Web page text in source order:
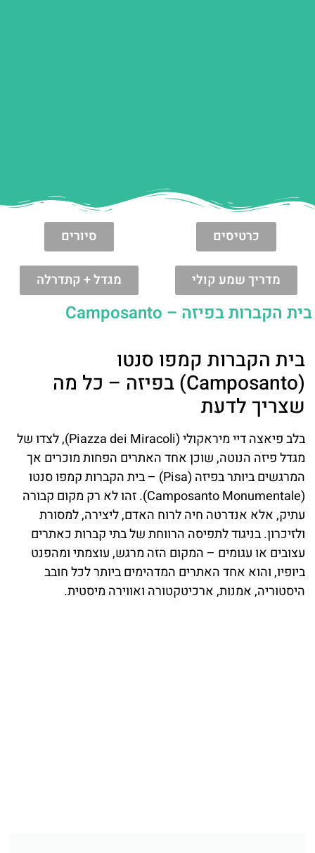
כרטיסים סיורים
מדריך שמע קולי מגדל + קתדרלה
בית הקברות בפיזה – Camposanto
בית הקברות קמפו סנטו
(Camposanto) בפיזה – כל מה
שצריך לדעת
בלב פיאצה דיי מיראקולי (Piazza dei Miracoli), לצדו של
מגדל פיזה הנוטה, שוכן אחד האתרים הפחות מוכרים אך
המרגשים ביותר בפיזה (Pisa) – בית הקברות קמפו סנטו
(Camposanto Monumentale). זהו לא רק מקום קבורה
עתיק, אלא אנדרטה חיה לרוח האדם, ליצירה, למסורת
ולזיכרון. בניגוד לתפיסה הרווחת של בתי קברות כאתרים
עצובים או עגומים – המקום הזה מרגש, עוצמתי ומהפנט
ביופיו, והוא אחד האתרים המדהימים ביותר לכל חובב
היסטוריה, אמנות, ארכיטקטורה ואווירה מיסטית.